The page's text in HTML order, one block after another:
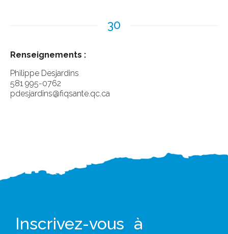
30
Renseignements :
Philippe Desjardins
581 995-0762
pdesjardins@fiqsante.qc.ca
Inscrivez-vous à